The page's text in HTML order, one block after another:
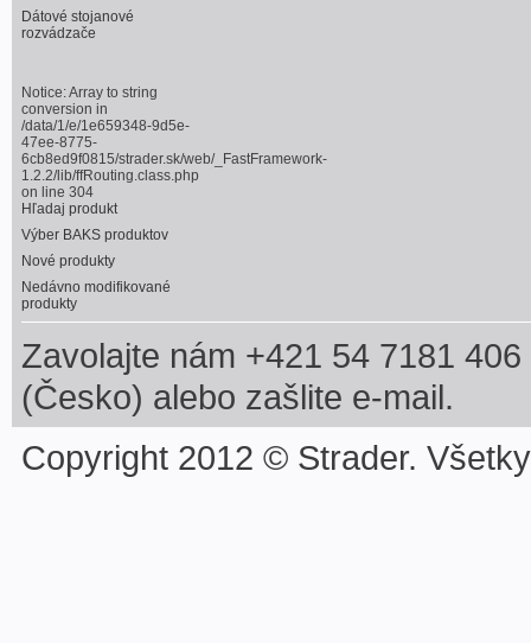
Dátové stojanové
rozvádzače
Notice: Array to string
conversion in
/data/1/e/1e659348-9d5e-
47ee-8775-
6cb8ed9f0815/strader.sk/web/_FastFramework-
1.2.2/lib/ffRouting.class.php
on line 304
Hľadaj produkt
Výber BAKS produktov
Nové produkty
Nedávno modifikované
produkty
Zavolajte nám +421 54 7181
(Česko) alebo zašlite e-mail.
Copyright 2012 © Strader.